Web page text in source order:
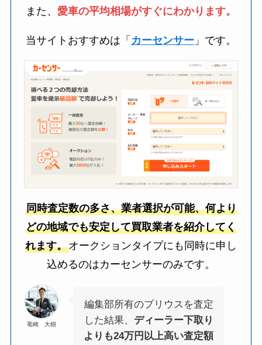
また、 愛車の平均相場がすぐにわかります。
当サイトおすすめは「 カーセンサー 」です。
同時査定数の多さ、業者選択が可能、何より
どの地域でも安定して買取業者を紹介してく
れます。オークションタイプにも同時に申し
込めるのはカーセンサーのみです。
竜崎 大樹
編集部所有のプリウスを査定
した結果、 ディーラー下取り
よりも24万円以上高い査定額